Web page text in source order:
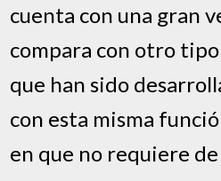
cuenta con una gran
compara con otro
que han sido
con esta misma
en que no requiere